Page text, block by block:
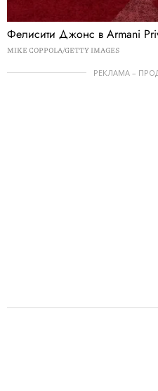
Фелисити Джонс в Armani
MIKE COPPOLA/GETTY IMAGES
РЕКЛАМА –